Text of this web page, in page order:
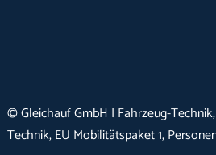
© Gleichauf GmbH | Fahrzeug-
Technik, EU Mobilitätspaket 1,